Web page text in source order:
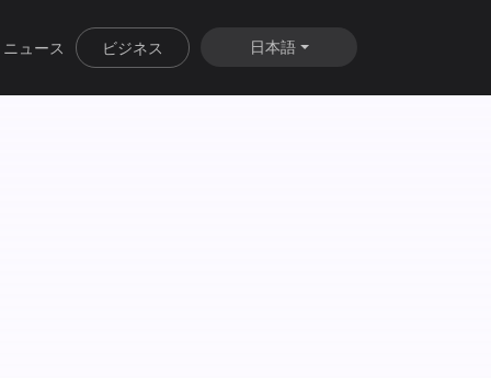
ニュース ビジネス 日本語